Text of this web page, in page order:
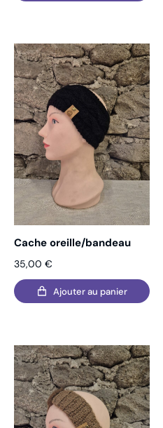
Cache oreille/bandeau
35,00 €
Ajouter au panier